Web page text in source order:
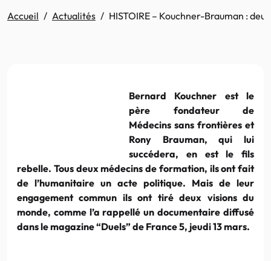
Accueil Actualités HISTOIRE – Kouchner-Brauman :
Bernard Kouchner est le
père fondateur de
Médecins sans frontières et
Rony Brauman, qui lui
succédera, en est le fils
rebelle. Tous deux médecins de formation, ils ont fait
de l’humanitaire un acte politique. Mais de leur
engagement commun ils ont tiré deux visions du
monde, comme l’a rappellé un documentaire diffusé
dans le magazine “Duels” de France 5, jeudi 13 mars.